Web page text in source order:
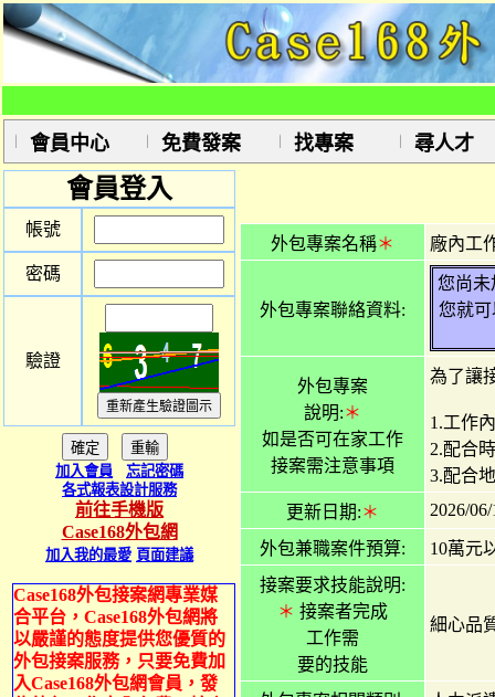
會員中心 免費發案 找專案 尋人才
會員登入
帳號
密碼
驗證
加入會員
忘記密碼
各式報表設計服務
前往手機版
Case168外包網
加入我的最愛 頁面建議
Case168外包接案網專業媒
合平台，Case168外包網將
以嚴謹的態度提供您優質的
外包接案服務，只要免費加
入Case168外包網會員，發
外包專案名稱＊ 廠內工
外包專案聯絡資料:
您尚未
您就
外包專案
說明:＊
如是否可在家工作
接案需注意事項
為了讓
1.工作
2.配合
3.配合
更新日期:＊ 2026/
外包兼職案件預算:
10萬元
接案要求技能說明:
＊ 接案者完成
工作需
要的技能
細心品